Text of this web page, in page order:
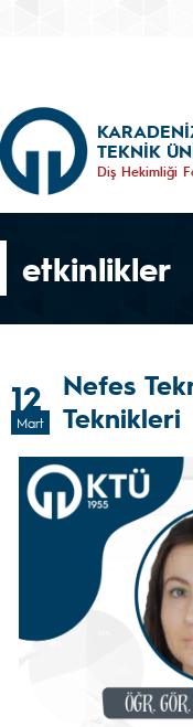
TEKNİK
Diş Hekimliği
etkinlikler
12
Mart
Nefes
Teknikleri